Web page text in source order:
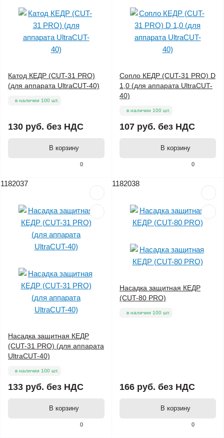
0
Катод КЕДР (CUT-31 PRO)
(для аппарата UltraCUT-40)
в наличии 100 шт.
130 руб. без НДС
В корзину
0
Сопло КЕДР (CUT-31 PRO) D
1,0 (для аппарата UltraCUT-
40)
в наличии 100 шт.
107 руб. без НДС
В корзину
1182037
0
Насадка защитная КЕДР
(CUT-31 PRO) (для аппарата
UltraCUT-40)
в наличии 100 шт.
133 руб. без НДС
В корзину
1182038
0
Насадка защитная КЕДР
(CUT-80 PRO)
в наличии 100 шт.
166 руб. без НДС
В корзину